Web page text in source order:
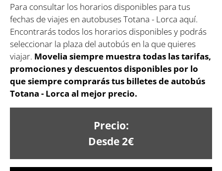
Para consultar los horarios disponibles para tus
fechas de viajes en autobuses Totana - Lorca aquí.
Encontrarás todos los horarios disponibles y podrás
seleccionar la plaza del autobús en la que quieres
viajar. Movelia siempre muestra todas las tarifas,
promociones y descuentos disponibles por lo
que siempre comprarás tus billetes de autobús
Totana - Lorca al mejor precio.
Precio:
Desde 2€